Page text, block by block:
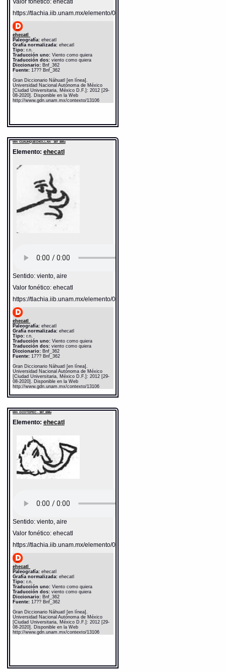
https://tlachia.iib.unam.mx/elemento/04.02.05
ehecatl
Paleografía:ehecatl
Grafía normalizada:ehecatl
Tipo:r.n.
Traducción uno:Viento como quiera
Traducción dos:viento como quiera
Diccionario: Bnf_362
Fuente:17?? Bnf_362
Gran Diccionario Náhuatl [en línea].
Universidad Nacional Autónoma de México
[Ciudad Universitaria, México D.F.]: 2012 [29-
08-2020]. Disponible en la Web
http://www.gdn.unam.mx/contexto/13106
MH: CUAUHQUECHOLLAN - 387_885v
Elemento: ehecatl
Sentido: viento, aire
Valor fonético: ehecatl
https://tlachia.iib.unam.mx/elemento/04.02.05
ehecatl
Paleografía:ehecatl
Grafía normalizada:ehecatl
Tipo:r.n.
Traducción uno:Viento como quiera
Traducción dos:viento como quiera
Diccionario: Bnf_362
Fuente:17?? Bnf_362
Gran Diccionario Náhuatl [en línea].
Universidad Nacional Autónoma de México
[Ciudad Universitaria, México D.F.]: 2012 [29-
08-2020]. Disponible en la Web
http://www.gdn.unam.mx/contexto/13106
MH: OCOTEPEC - 387_698v
Elemento: ehecatl
Sentido: viento, aire
Valor fonético: ehecatl
https://tlachia.iib.unam.mx/elemento/04.02.05
ehecatl
Paleografía:ehecatl
Grafía normalizada:ehecatl
Tipo:r.n.
Traducción uno:Viento como quiera
Traducción dos:viento como quiera
Diccionario: Bnf_362
Fuente:17?? Bnf_362
Gran Diccionario Náhuatl [en línea].
Universidad Nacional Autónoma de México
[Ciudad Universitaria, México D.F.]: 2012 [29-
08-2020]. Disponible en la Web
http://www.gdn.unam.mx/contexto/13106